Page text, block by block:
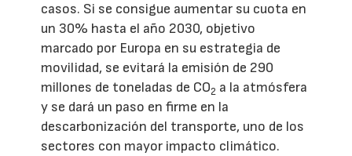
casos. Si se consigue aumentar su cuota en
un 30% hasta el año 2030, objetivo
marcado por Europa en su estrategia de
movilidad, se evitará la emisión de 290
millones de toneladas de CO2 a la atmósfera
y se dará un paso en firme en la
descarbonización del transporte, uno de los
sectores con mayor impacto climático.